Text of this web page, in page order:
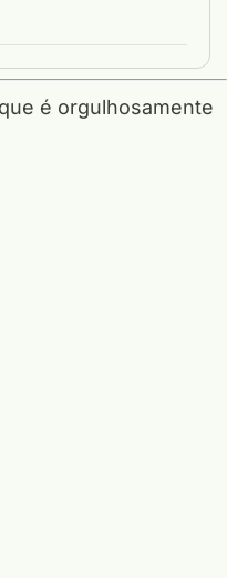
é orgulhosamente